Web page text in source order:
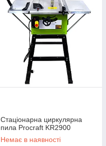
Стаціонарна циркулярна
пила Procraft KR2900
Немає в наявності